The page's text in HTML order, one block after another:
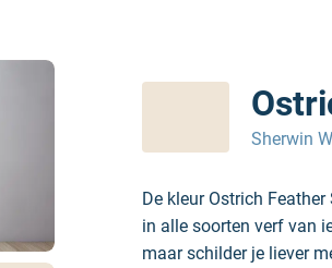
Sherwin
De kleur Ostrich
in alle soorten verf van
maar schilder je liever